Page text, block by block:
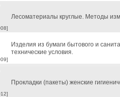
Лесоматериалы круглые. Методы
Изделия из бумаги бытового и
технические условия.
Прокладки (пакеты) женские